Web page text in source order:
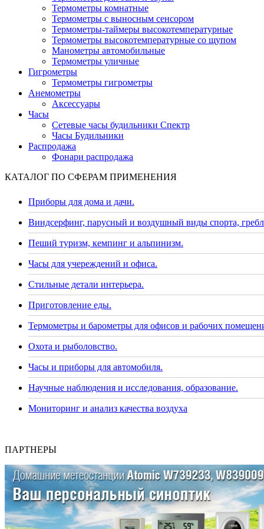
Термометры комнатные
Термометры с выносным сенсором
Термометры-таймеры высокотемпературные
Термометры высокотемпературные со щупом
Манометры автомобильные
Термометры уличные
Гигрометры
Термометры гигрометры
Анемометры
Аксессуары
Часы
Сетевые часы будильники Спектр
Часы Будильники
Распродажа
Фонари распродажа
КАТАЛОГ ПО СФЕРАМ ПРИМЕНЕНИЯ
Приборы для дома и дачи.
Виндсерфинг, парусный и воздушный виды спорта,
Пеший туризм, кемпинг и альпинизм.
Часы для учереждений и офиса.
Стильные детали интерьера.
Приготовление еды.
Термометры и барометры для офисов и рабочих
Охота и рыболовство.
Часы и приборы для автомобиля.
Научные наблюдения и исследования, образование.
Мониторинг и анализ качества воздуха
ПАРТНЕРЫ